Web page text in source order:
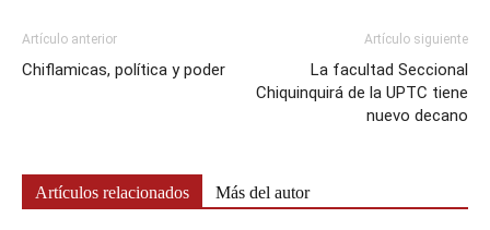
Artículo anterior
Chiflamicas, política y poder
Artículo siguiente
La facultad Seccional
Chiquinquirá de la UPTC tiene
nuevo decano
Artículos relacionados Más del autor